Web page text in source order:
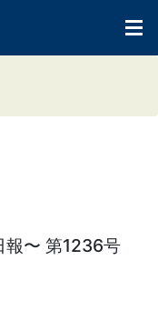
報〜 第1236号